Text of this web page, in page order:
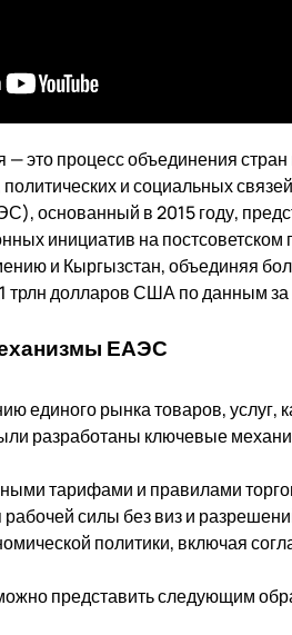
— это процесс объединения
и социальных
основанный в 2015 году,
инициатив на
и Кыргызстан, объединяя
трлн долларов США по данным за
ЕАЭС
единого рынка товаров, услуг,
разработаны ключевые
тарифами и правилами
силы без виз и
политики, включая
представить следующим